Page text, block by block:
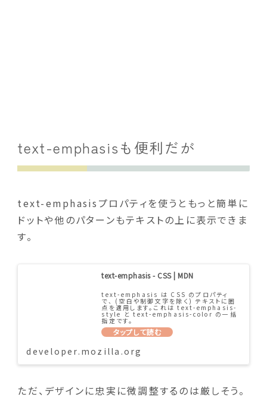
text-emphasisも便利だが
text-emphasisプロパティを使うともっと簡単に
ドットや他のパターンもテキストの上に表示できま
す。
text-emphasis - CSS | MDN
text-emphasis は CSS のプロパティ
で、 (空白や制御文字を除く) テキストに圏
点を適用します。これは text-emphasis-
style と text-emphasis-color の一括
指定です。
developer.mozilla.org
ただ、デザインに忠実に微調整するのは厳しそう。